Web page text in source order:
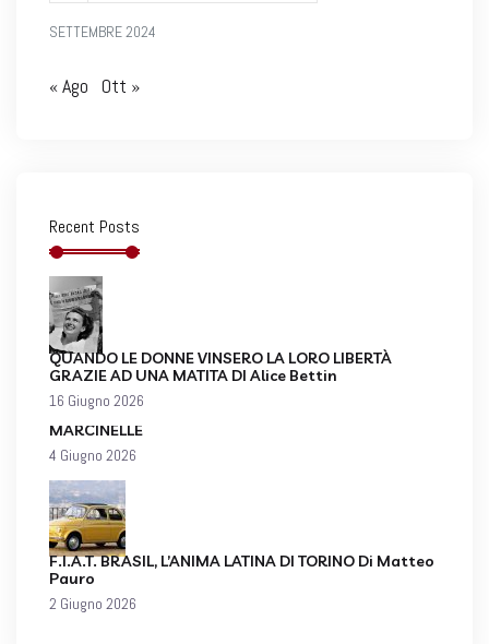
SETTEMBRE 2024
« Ago Ott »
Recent Posts
QUANDO LE DONNE VINSERO LA LORO LIBERTÀ
GRAZIE AD UNA MATITA DI Alice Bettin
16 Giugno 2026
MARCINELLE
4 Giugno 2026
F.I.A.T. BRASIL, L’ANIMA LATINA DI TORINO Di Matteo
Pauro
2 Giugno 2026